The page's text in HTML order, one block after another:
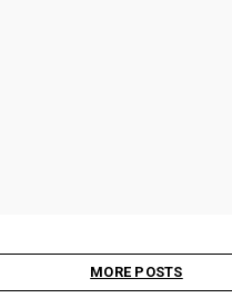
MORE POSTS